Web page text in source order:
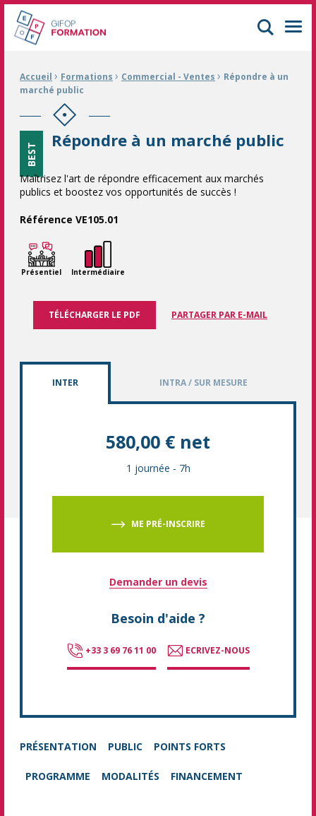
GIFOP Formation Centre de formation continue à Mulhouse
Fil d'Ariane :
Accueil › Formations › Commercial - Ventes › Répondre à un
marché public
Répondre à un marché public
BEST
Maîtrisez l'art de répondre efficacement aux marchés
publics et boostez vos opportunités de succès !
Référence VE105.01
Présentiel Intermédiaire
TÉLÉCHARGER LE PDF PARTAGER PAR E-MAIL
INTER INTRA / SUR MESURE
580,00 € net
1 journée - 7h
ME PRÉ-INSCRIRE
Demander un devis
Besoin d'aide ?
+33 3 69 76 11 00 ECRIVEZ-NOUS
PRÉSENTATION PUBLIC POINTS FORTS
PROGRAMME MODALITÉS FINANCEMENT